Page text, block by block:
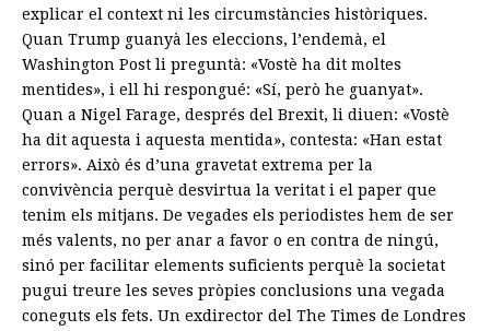
explicar el context ni les circumstàncies històriques.
Quan Trump guanyà les eleccions, l’endemà, el
Washington Post li preguntà: «Vostè ha dit moltes
mentides», i ell hi respongué: «Sí, però he guanyat».
Quan a Nigel Farage, després del Brexit, li diuen: «Vostè
ha dit aquesta i aquesta mentida», contesta: «Han estat
errors». Això és d’una gravetat extrema per la
convivència perquè desvirtua la veritat i el paper que
tenim els mitjans. De vegades els periodistes hem de ser
més valents, no per anar a favor o en contra de ningú,
sinó per facilitar elements suficients perquè la societat
pugui treure les seves pròpies conclusions una vegada
coneguts els fets. Un exdirector del The Times de Londres